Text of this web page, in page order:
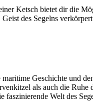
Ketsch bietet dir die
des Segelns
Geschichte und
als auch die Ruhe
Welt des